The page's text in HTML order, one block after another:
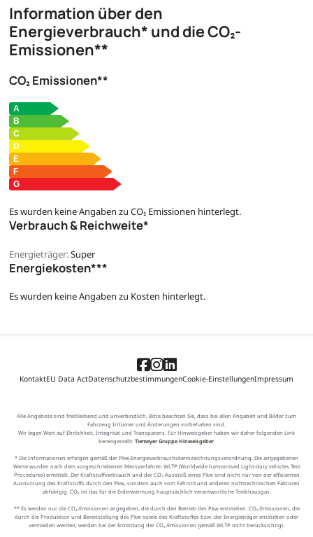
Information über den
Energieverbrauch* und die CO₂-
Emissionen**
CO₂ Emissionen**
Es wurden keine Angaben zu CO₂ Emissionen hinterlegt.
Verbrauch & Reichweite*
Energieträger:Super
Energiekosten***
Es wurden keine Angaben zu Kosten hinterlegt.
KontaktEU Data ActDatenschutzbestimmungenCookie-EinstellungenImpressum
Alle Angebote sind freibleibend und unverbindlich. Bitte beachten Sie, dass bei allen Angaben und Bilder zum
Fahrzeug Irrtümer und Änderungen vorbehalten sind.
Wir legen Wert auf Ehrlichkeit, Integrität und Transparenz. Für Hinweisgeber haben wir daher folgenden Link
bereitgestellt: Tiemeyer Gruppe Hinweisgeber.
* Die Informationen erfolgen gemäß der Pkw-Energieverbrauchskennzeichnungsverordnung. Die angegebenen
Werte wurden nach dem vorgeschriebenen Messverfahren WLTP (Worldwide harmonised Light-duty vehicles Test
Procedures) ermittelt. Der Kraftstoffverbrauch und der CO₂-Ausstoß eines Pkw sind nicht nur von der effizienten
Ausnutzung des Kraftstoffs durch den Pkw, sondern auch vom Fahrstil und anderen nichttechnischen Faktoren
abhängig. CO₂ ist das für die Erderwärmung hauptsächlich verantwortliche Treibhausgas.
** Es werden nur die CO₂-Emissionen angegeben, die durch den Betrieb des Pkw entstehen. CO₂-Emissionen, die
durch die Produktion und Bereitstellung des Pkw sowie des Kraftstoffes bzw. der Energieträger entstehen oder
vermieden werden, werden bei der Ermittlung der CO₂-Emissionen gemäß WLTP nicht berücksichtigt.